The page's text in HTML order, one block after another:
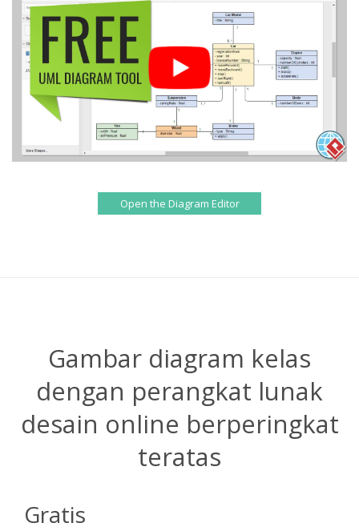
Open the Diagram Editor
Gambar diagram kelas
dengan perangkat lunak
desain online berperingkat
teratas
Gratis